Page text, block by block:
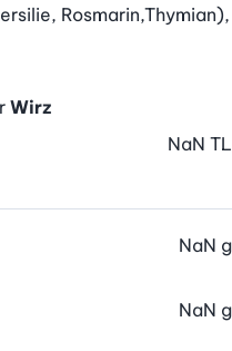
Rosmarin,Thymian),
Wirz
NaN TL
NaN g
NaN g